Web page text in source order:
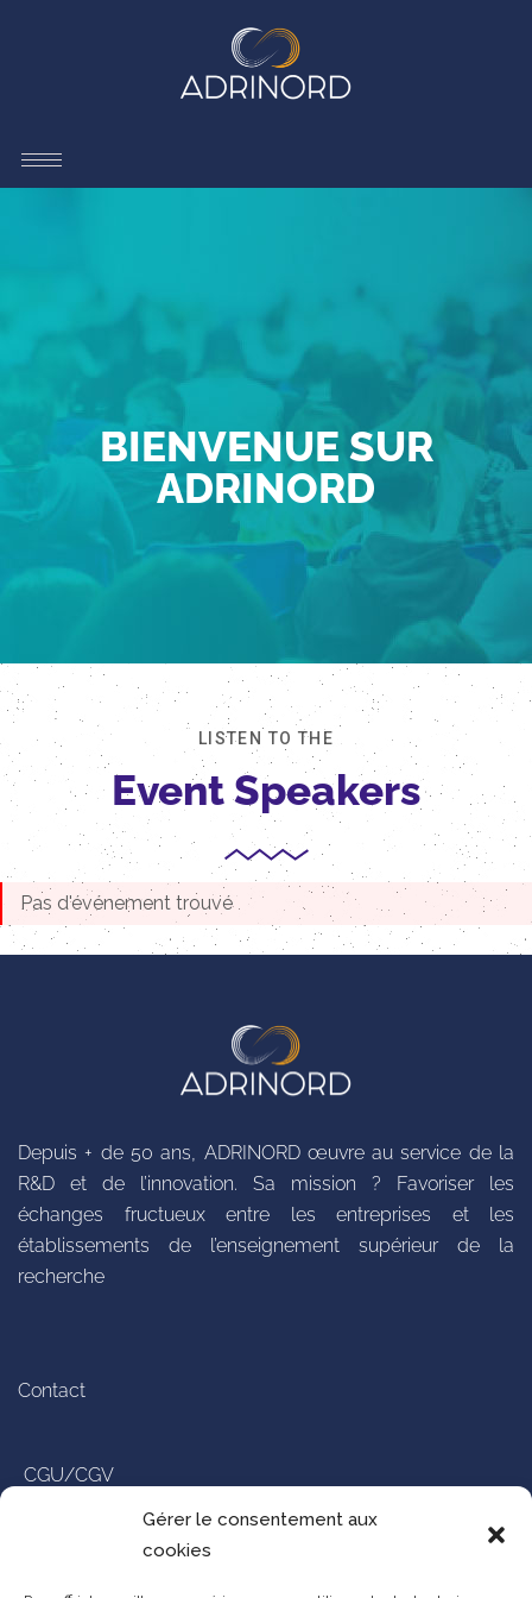
Gérer le consentement aux
cookies
BIENVENUE SUR
ADRINORD
LISTEN TO THE
Event Speakers
Pas d'événement trouvé
Depuis + de 50 ans, ADRINORD œuvre au service de la
R&D et de l’innovation. Sa mission ? Favoriser les
échanges fructueux entre les entreprises et les
établissements de l’enseignement supérieur de la
recherche
Contact
CGU/CGV
Politique de confidentialité